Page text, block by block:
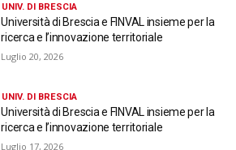
UNIV. DI BRESCIA
Università di Brescia e FINVAL insieme per la
ricerca e l’innovazione territoriale
Luglio 20, 2026
UNIV. DI BRESCIA
Università di Brescia e FINVAL insieme per la
ricerca e l’innovazione territoriale
Luglio 17, 2026